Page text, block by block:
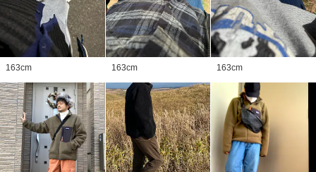
163cm 163cm 163cm